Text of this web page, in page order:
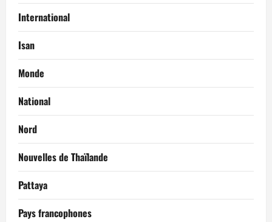
International
Isan
Monde
National
Nord
Nouvelles de Thaïlande
Pattaya
Pays francophones